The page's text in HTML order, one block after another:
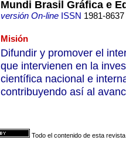
Mundi Brasil Gráfica e
versión On-lineISSN 1981-8637
Misión
Difundir y promover el
que intervienen en la
científica nacional e
contribuyendo así al
Todo el contenido de esta